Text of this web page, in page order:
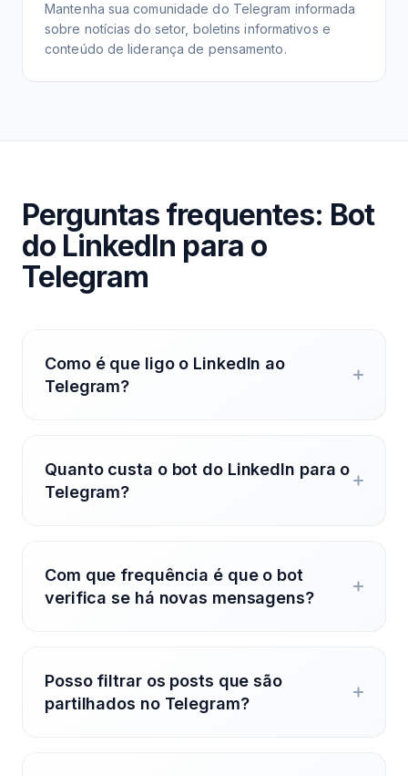
Mantenha sua comunidade do Telegram informada
sobre notícias do setor, boletins informativos e
conteúdo de liderança de pensamento.
Perguntas frequentes: Bot
do LinkedIn para o
Telegram
Como é que ligo o LinkedIn ao
Telegram?
Quanto custa o bot do LinkedIn para o
Telegram?
Com que frequência é que o bot
verifica se há novas mensagens?
Posso filtrar os posts que são
partilhados no Telegram?